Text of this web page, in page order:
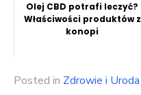
Olej CBD potrafi leczyć?
Właściwości produktów z
konopi
Posted in Zdrowie i Uroda